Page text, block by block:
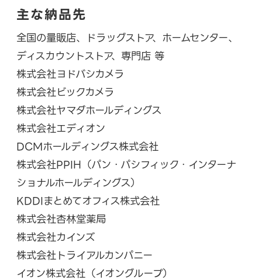
主な納品先
全国の量販店、ドラッグストア、ホームセンター、
ディスカウントストア、専門店 等
株式会社ヨドバシカメラ
株式会社ビックカメラ
株式会社ヤマダホールディングス
株式会社エディオン
DCMホールディングス株式会社
株式会社PPIH（パン・パシフィック・インターナ
ショナルホールディングス）
KDDIまとめてオフィス株式会社
株式会社杏林堂薬局
株式会社カインズ
株式会社トライアルカンパニー
イオン株式会社（イオングループ）